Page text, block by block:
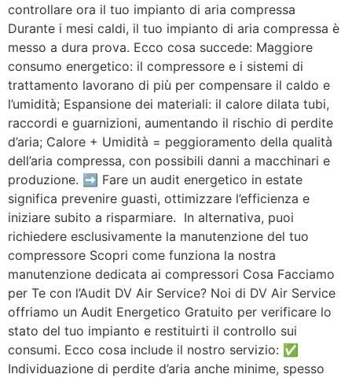
controllare ora il tuo impianto di aria compressa
Durante i mesi caldi, il tuo impianto di aria compressa è
messo a dura prova. Ecco cosa succede: Maggiore
consumo energetico: il compressore e i sistemi di
trattamento lavorano di più per compensare il caldo e
l’umidità; Espansione dei materiali: il calore dilata tubi,
raccordi e guarnizioni, aumentando il rischio di perdite
d’aria; Calore + Umidità = peggioramento della qualità
dell’aria compressa, con possibili danni a macchinari e
produzione. ➡️ Fare un audit energetico in estate
significa prevenire guasti, ottimizzare l’efficienza e
iniziare subito a risparmiare. In alternativa, puoi
richiedere esclusivamente la manutenzione del tuo
compressore Scopri come funziona la nostra
manutenzione dedicata ai compressori Cosa Facciamo
per Te con l’Audit DV Air Service? Noi di DV Air Service
offriamo un Audit Energetico Gratuito per verificare lo
stato del tuo impianto e restituirti il controllo sui
consumi. Ecco cosa include il nostro servizio: ✅
Individuazione di perdite d’aria anche minime, spesso